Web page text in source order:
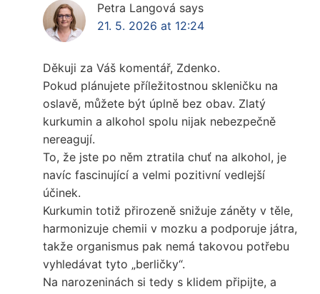
Petra Langová says
21. 5. 2026 at 12:24
Děkuji za Váš komentář, Zdenko.
Pokud plánujete příležitostnou skleničku na
oslavě, můžete být úplně bez obav. Zlatý
kurkumin a alkohol spolu nijak nebezpečně
nereagují.
To, že jste po něm ztratila chuť na alkohol, je
navíc fascinující a velmi pozitivní vedlejší
účinek.
Kurkumin totiž přirozeně snižuje záněty v těle,
harmonizuje chemii v mozku a podporuje játra,
takže organismus pak nemá takovou potřebu
vyhledávat tyto „berličky“.
Na narozeninách si tedy s klidem připijte, a